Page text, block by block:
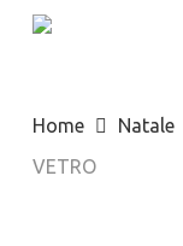
Skip
content
Home Natale
VETRO